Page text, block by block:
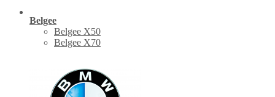
Belgee
Belgee X50
Belgee X70